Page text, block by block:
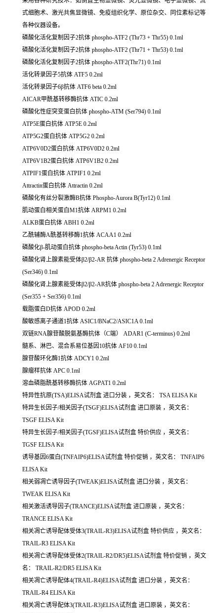
式细胞术、激光共焦显微镜、免疫组织化学、原位杂交、同位素标记等
各种仪器设备。
磷酸化活化复制因子2抗体 phospho-ATF2 (Thr73 + Thr55) 0.1ml
磷酸化活化复制因子2抗体 phospho-ATF2 (Thr71 + Thr53) 0.1ml
磷酸化活化复制因子2抗体 phospho-ATF2(Thr71) 0.1ml
活化转录因子5抗体 ATF5 0.2ml
活化转录因子6β抗体 ATF6 beta 0.2ml
AICAR甲酰基转移酶抗体 ATIC 0.2ml
磷酸化性症突变蛋白抗体 phospho-ATM (Ser794) 0.1ml
ATP5E蛋白抗体 ATP5E 0.2ml
ATP5G2蛋白抗体 ATP5G2 0.2ml
ATP6V0D2蛋白抗体 ATP6V0D2 0.2ml
ATP6V1B2蛋白抗体 ATP6V1B2 0.2ml
ATPIF1蛋白抗体 ATPIF1 0.2ml
Attractin蛋白抗体 Attractin 0.2ml
磷酸化有丝分裂激酶B抗体 Phospho-Aurora B(Tyr12) 0.1ml
肌动蛋白相关蛋白M1抗体 ARPM1 0.2ml
ALKB蛋白抗体 ABH1 0.2ml
乙酰辅酶A酰基转移酶1抗体 ACAA1 0.2ml
磷酸化β-肌动蛋白抗体 phospho-beta Actin (Tyr53) 0.1ml
磷酸化肾上腺素能受体β2/β2-AR 抗体 phospho-beta 2 Adrenergic Receptor
(Ser346) 0.1ml
磷酸化肾上腺素能受体β2/β2-AR抗体 phospho-beta 2 Adrenergic Receptor
(Ser355 + Ser356) 0.1ml
载脂蛋白D抗体 APOD 0.2ml
酸敏感离子通道1抗体 ASIC1/BNaC2/ASIC1A 0.1ml
双链RNA腺苷酸脱氨基酶抗体（C端）
ADAR1 (C-terminus) 0.2ml
髓系、淋巴、混合系易位基因10抗体 AF10 0.1ml
腺苷酸环化酶1抗体 ADCY1 0.2ml
腺瘤样抗体 APC 0.1ml
溶血磷脂酰基转移酶抗体 AGPAT1 0.2ml
特异性抗原(TSA)ELISA试剂盒 进口分装 ，英文名：
TSA ELISA Kit
特异生长因子/相关因子(TSGF)ELISA试剂盒 进口原装 ，英文名：
TSGF ELISA Kit
特异生长因子/相关因子(TGSF)ELISA试剂盒 特价供应 ，英文名：
TGSF ELISA Kit
诱导基因6蛋白(TNFAIP6)ELISA试剂盒 特价促销 ，英文名：
TNFAIP6
ELISA Kit
相关弱凋亡诱导因子(TWEAK)ELISA试剂盒 进口分装 ，英文名：
TWEAK ELISA Kit
相关激活诱导因子(TRANCE)ELISA试剂盒 进口原装 ，英文名：
TRANCE ELISA Kit
相关凋亡诱导配体受体3(TRAIL-R3)ELISA试剂盒 特价供应 ，英文名：
TRAIL-R3 ELISA Kit
相关凋亡诱导配体受体2(TRAIL-R2/DR5)ELISA试剂盒 特价促销 ，英文
名：
TRAIL-R2/DR5 ELISA Kit
相关凋亡诱导配体4(TRAIL-R4)ELISA试剂盒 进口分装 ，英文名：
TRAIL-R4 ELISA Kit
相关凋亡诱导配体3(TRAIL-R3)ELISA试剂盒 进口原装 ，英文名：